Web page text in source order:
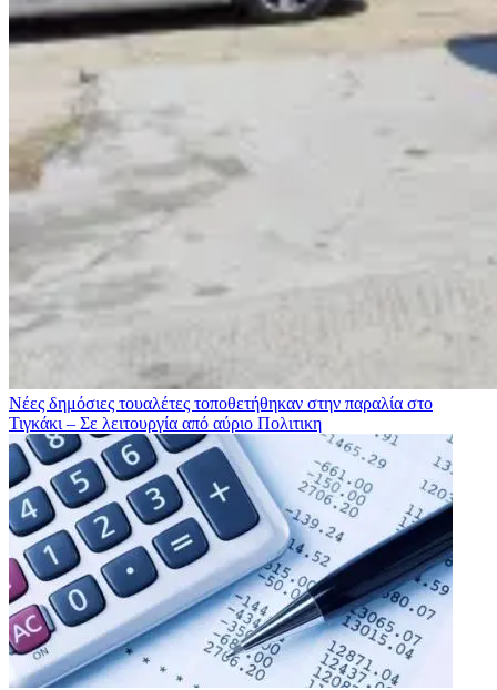
Νέες δημόσιες τουαλέτες τοποθετήθηκαν στην παραλία στο
Τιγκάκι – Σε λειτουργία από αύριο Πολιτικη